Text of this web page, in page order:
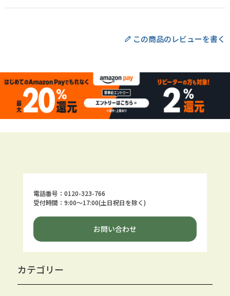
電話番号：0120-323-766
受付時間：9:00～17:00(土日祝日を除く)
お問い合わせ
カテゴリー